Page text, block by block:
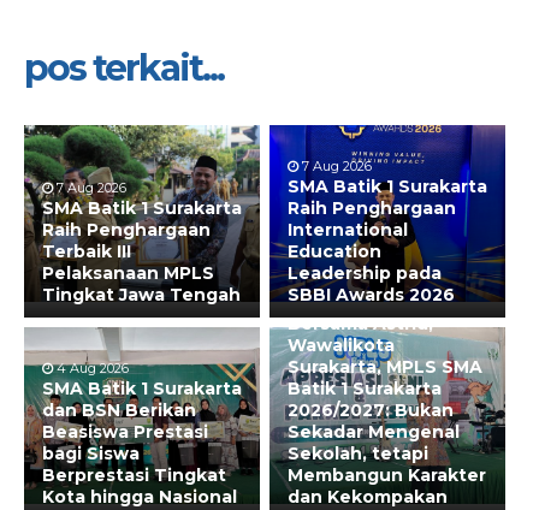
pos terkait...
7 Aug 2026
SMA Batik 1 Surakarta
Raih Penghargaan
Terbaik III
Pelaksanaan MPLS
Tingkat Jawa Tengah
7 Aug 2026
SMA Batik 1 Surakarta
Raih Penghargaan
International
Education
Leadership pada
SBBI Awards 2026
4 Aug 2026
SMA Batik 1 Surakarta
dan BSN Berikan
Beasiswa Prestasi
bagi Siswa
Berprestasi Tingkat
Kota hingga Nasional
31 Jul 2026
Bersama Astrid,
Wawalikota
Surakarta, MPLS SMA
Batik 1 Surakarta
2026/2027: Bukan
Sekadar Mengenal
Sekolah, tetapi
Membangun Karakter
dan Kekompakan